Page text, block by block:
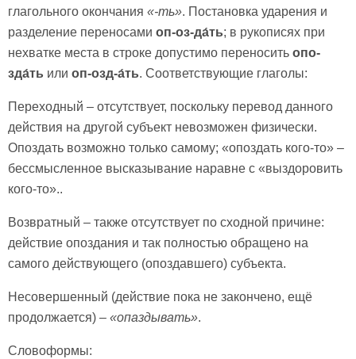
глагольного окончания «-ть». Постановка ударения и
разделение переносами оп-оз-да́ть; в рукописях при
нехватке места в строке допустимо переносить опо-
зда́ть или оп-озд-а́ть. Соответствующие глаголы:
Переходный – отсутствует, поскольку перевод данного
действия на другой субъект невозможен физически.
Опоздать возможно только самому; «опоздать кого-то» –
бессмысленное высказывание наравне с «выздоровить
кого-то»..
Возвратный – также отсутствует по сходной причине:
действие опоздания и так полностью обращено на
самого действующего (опоздавшего) субъекта.
Несовершенный (действие пока не закончено, ещё
продолжается) – «опаздывать».
Словоформы: